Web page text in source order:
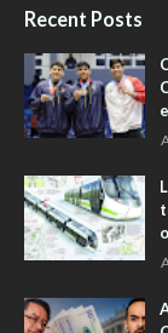
Recent Posts